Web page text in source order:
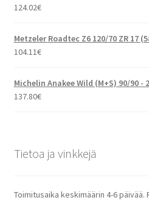
124.02€
Metzeler Roadtec Z6 120/70 ZR 17
104.11€
Michelin Anakee Wild (M+S) 90/90 -
137.80€
Tietoa ja vinkkejä
Toimitusaika keskimäärin 4-6 päivää.